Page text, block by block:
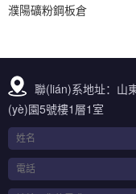
濮陽礦粉鋼板倉
聯(lián)系地址：山
(yè)園5號樓1層1室